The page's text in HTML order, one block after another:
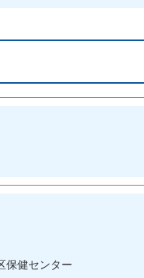
保健センター